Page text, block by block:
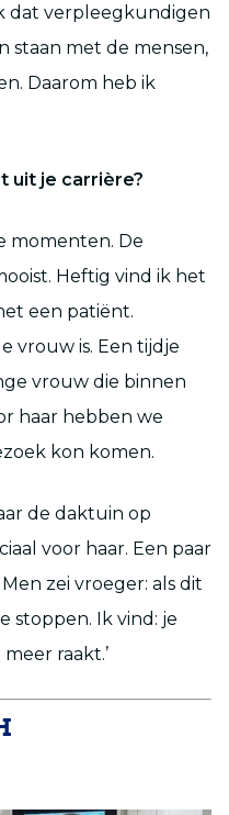
dat verpleegkundigen
staan met de mensen,
Daarom heb ik
uit je carrière?
momenten. De
Heftig vind ik het
een patiënt.
vrouw is. Een tijdje
vrouw die binnen
haar hebben we
kon komen.
de daktuin op
voor haar. Een paar
zei vroeger: als dit
stoppen. Ik vind: je
raakt.’